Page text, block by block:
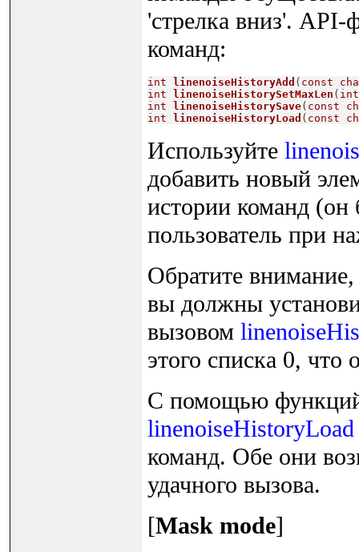
'стрелка вниз'.
команд:
int linenoiseHistoryAdd ( const
int
linenoiseHistorySetMaxLen ( int
int
linenoiseHistorySave( const
int
linenoiseHistoryLoad ( const
Используйте
добавить новый
истории команд (он
пользователь при
Обратите
вы должны
вызовом
этого списка 0, что
С помощью
linenoiseHistoryLoad
команд. Обе они
удачного вызова.
[Mask mode]